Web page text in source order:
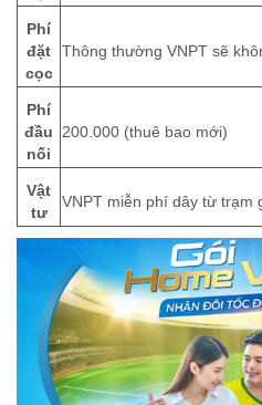
Phí
đặt
cọc
Thông thường VNPT sẽ
Phí
đầu
nối
200.000 (thuê bao mới)
Vật
tư
VNPT miễn phí dây từ trạm